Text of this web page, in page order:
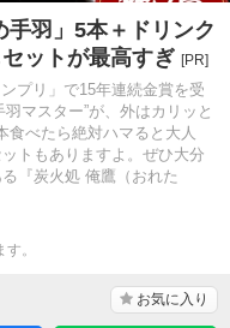
手羽」5本＋ドリンク
ットが最高すぎ [PR]
プリ」で15年連続金賞を受
マスター”が、外はカリッと
食べたら絶対ハマると大人
トもありますよ。ぜひ大分
『炭火処 俺鷹（おれた
。
お気に入り